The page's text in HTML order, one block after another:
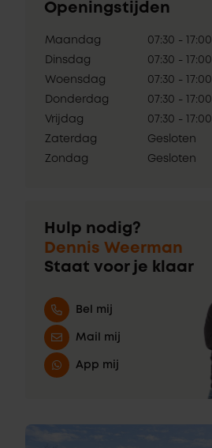
Openingstijden
Maandag 07:30 - 17:00
Dinsdag 07:30 - 17:00
Woensdag 07:30 - 17:00
Donderdag 07:30 - 17:00
Vrijdag 07:30 - 17:00
Zaterdag Gesloten
Zondag Gesloten
Hulp nodig?
Dennis Weerman
Staat voor je klaar
Bel mij
Mail mij
App mij